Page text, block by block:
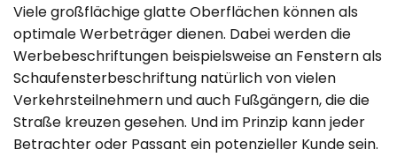
Viele großflächige glatte Oberflächen können als
optimale Werbeträger dienen. Dabei werden die
Werbebeschriftungen beispielsweise an Fenstern als
Schaufensterbeschriftung natürlich von vielen
Verkehrsteilnehmern und auch Fußgängern, die die
Straße kreuzen gesehen. Und im Prinzip kann jeder
Betrachter oder Passant ein potenzieller Kunde sein.